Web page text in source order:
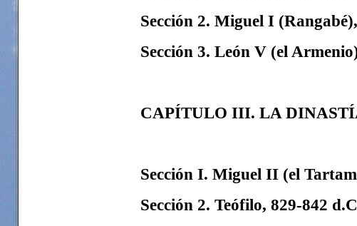
Sección 2. Miguel I
Sección 3. León V (el
CAPÍTULO III. LA
Sección I. Miguel II (el
Sección 2. Teófilo, 829-842